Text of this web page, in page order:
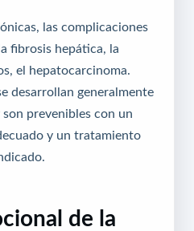
las complicaciones
fibrosis hepática, la
el hepatocarcinoma.
desarrollan generalmente
prevenibles con un
y un tratamiento
de la